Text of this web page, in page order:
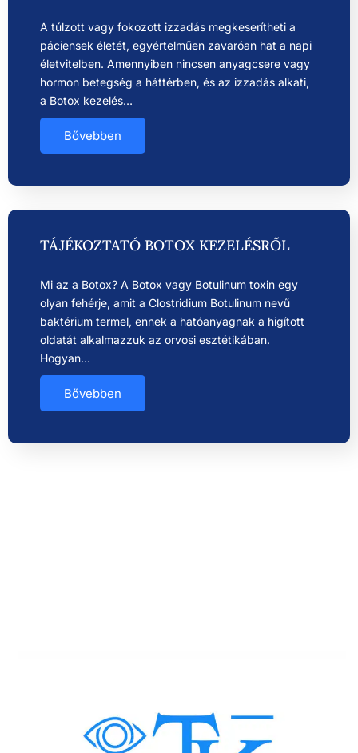
A túlzott vagy fokozott izzadás megkeserítheti a
páciensek életét, egyértelműen zavaróan hat a napi
életvitelben. Amennyiben nincsen anyagcsere vagy
hormon betegség a háttérben, és az izzadás alkati,
a Botox kezelés…
Bővebben
TÁJÉKOZTATÓ BOTOX KEZELÉSRŐL
Mi az a Botox? A Botox vagy Botulinum toxin egy
olyan fehérje, amit a Clostridium Botulinum nevű
baktérium termel, ennek a hatóanyagnak a higított
oldatát alkalmazzuk az orvosi esztétikában.
Hogyan…
Bővebben